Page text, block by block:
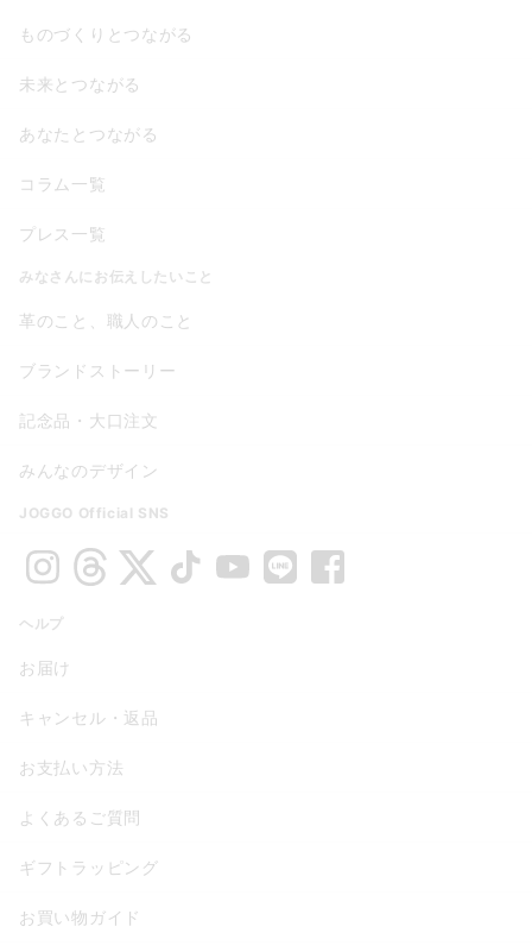
ものづくりとつながる
未来とつながる
あなたとつながる
コラム一覧
プレス一覧
みなさんにお伝えしたいこと
革のこと、職人のこと
ブランドストーリー
記念品・大口注文
みんなのデザイン
JOGGO Official SNS
ヘルプ
お届け
キャンセル・返品
お支払い方法
よくあるご質問
ギフトラッピング
お買い物ガイド